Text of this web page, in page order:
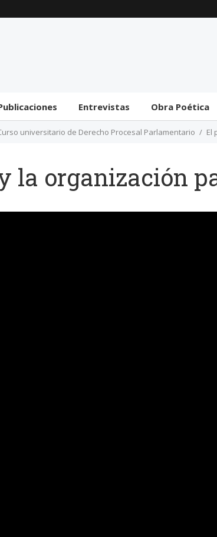
Entrevistas Obra Poética
universitario de Derecho Procesal Parlamentario El
la organización